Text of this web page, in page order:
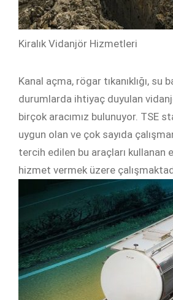
Kiralık Vidanjör Hizmetleri
Kanal açma, rögar tıkanıklığı, su
durumlarda ihtiyaç duyulan
birçok aracımız bulunuyor. TSE
uygun olan ve çok sayıda
tercih edilen bu araçları kullanan
hizmet vermek üzere